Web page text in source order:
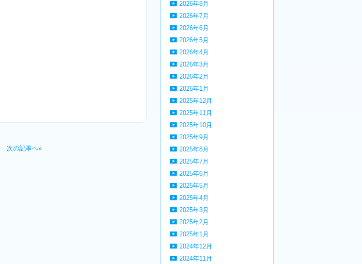
次の記事へ»
2026年8月
2026年7月
2026年6月
2026年5月
2026年4月
2026年3月
2026年2月
2026年1月
2025年12月
2025年11月
2025年10月
2025年9月
2025年8月
2025年7月
2025年6月
2025年5月
2025年4月
2025年3月
2025年2月
2025年1月
2024年12月
2024年11月